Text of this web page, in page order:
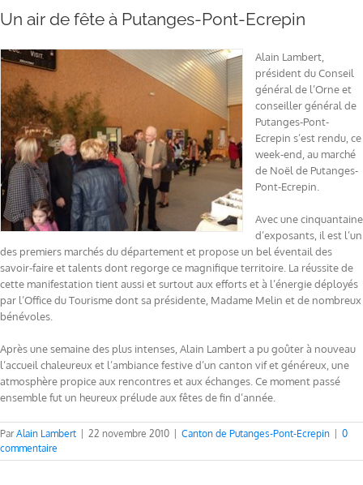
Un air de fête à Putanges-Pont-Ecrepin
Alain Lambert,
président du Conseil
général de l’Orne et
conseiller général de
Putanges-Pont-
Ecrepin s’est rendu, ce
week-end, au marché
de Noël de Putanges-
Pont-Ecrepin.
Avec une cinquantaine
d’exposants, il est l’un
des premiers marchés du département et propose un bel éventail des
savoir-faire et talents dont regorge ce magnifique territoire. La réussite de
cette manifestation tient aussi et surtout aux efforts et à l’énergie déployés
par l’Office du Tourisme dont sa présidente, Madame Melin et de nombreux
bénévoles.
Après une semaine des plus intenses, Alain Lambert a pu goûter à nouveau
l’accueil chaleureux et l’ambiance festive d’un canton vif et généreux, une
atmosphère propice aux rencontres et aux échanges. Ce moment passé
ensemble fut un heureux prélude aux fêtes de fin d’année.
ParAlain Lambert 22 novembre 2010 Canton de Putanges-Pont-Ecrepin
0
commentaire